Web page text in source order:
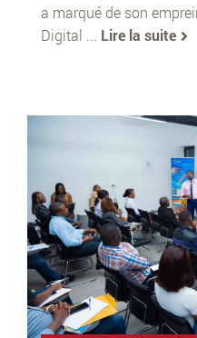
a marqué de son
Digital ... Lire la suite